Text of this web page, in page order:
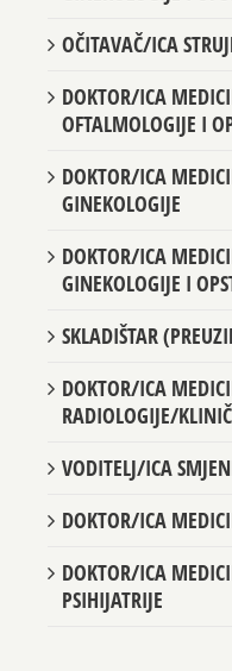
OČITAVAČ/ICA
DOKTOR/ICA
OFTALMOLOGIJE I
DOKTOR/ICA
GINEKOLOGIJE
DOKTOR/ICA
GINEKOLOGIJE I
SKLADIŠTAR
DOKTOR/ICA
RADIOLOGIJE/
VODITELJ/ICA
DOKTOR/ICA
DOKTOR/ICA
PSIHIJATRIJE